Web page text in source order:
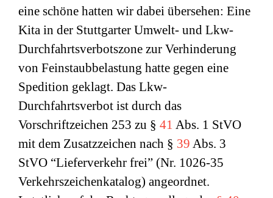
eine schöne hatten wir dabei übersehen: Eine
Kita in der Stuttgarter Umwelt- und Lkw-
Durchfahrtsverbotszone zur Verhinderung
von Feinstaubbelastung hatte gegen eine
Spedition geklagt. Das Lkw-
Durchfahrtsverbot ist durch das
Vorschriftzeichen 253 zu § 41 Abs. 1 StVO
mit dem Zusatzzeichen nach § 39 Abs. 3
StVO “Lieferverkehr frei” (Nr. 1026-35
Verkehrszeichenkatalog) angeordnet.